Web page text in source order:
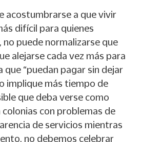
acostumbrarse a que vivir
difícil para quienes
no puede normalizarse que
alejarse cada vez más para
“puedan pagar sin dejar
implique más tiempo de
que deba verse como
con problemas de
de servicios mientras
no debemos celebrar